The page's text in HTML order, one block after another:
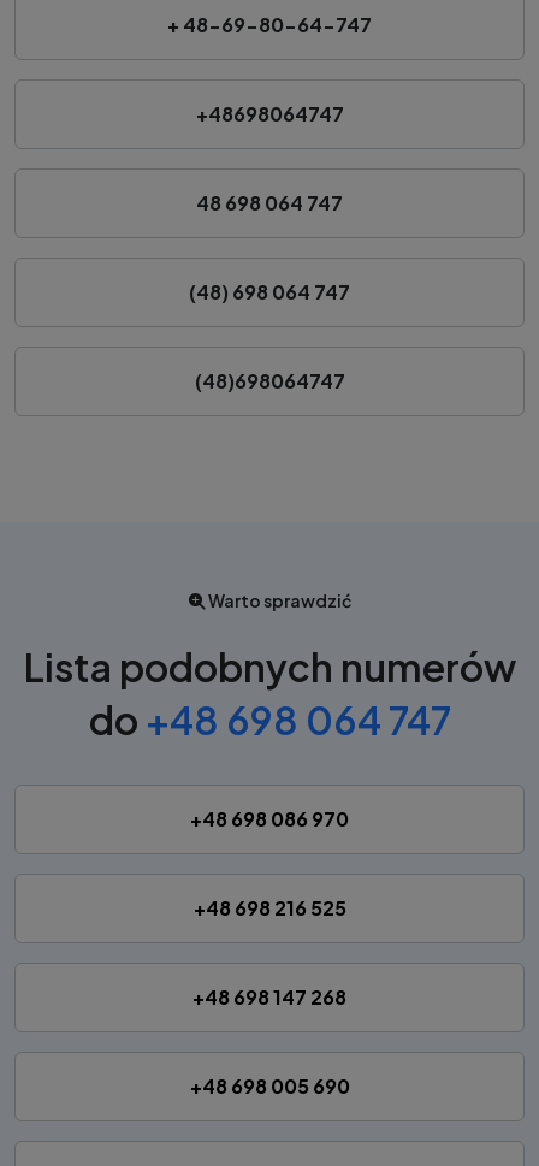
+ 48-69-80-64-747
+48698064747
48 698 064 747
(48) 698 064 747
(48)698064747
Warto sprawdzić
Lista podobnych numerów
do +48 698 064 747
+48 698 086 970
+48 698 216 525
+48 698 147 268
+48 698 005 690